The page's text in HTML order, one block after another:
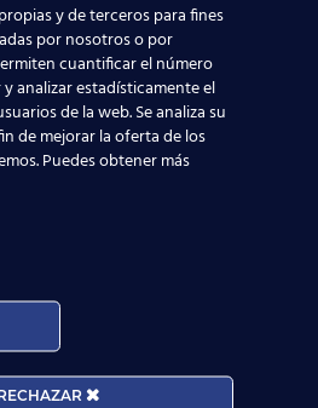
departamentos de recursos
compañías de
España. De hecho,más de
decidieron formarse
trabajo.Si quieres
a cualquiera de los
por toda España
información
y de terceros para fines
por nosotros o por
cuantificar el número
analizar estadísticamente el
de la web. Se analiza su
de mejorar la oferta de los
Puedes obtener más